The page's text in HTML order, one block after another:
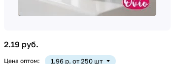
2.19 руб.
Цена оптом: 1.96 р. от 250 шт